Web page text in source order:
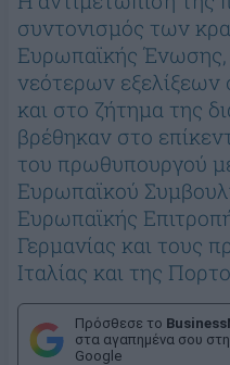
συντονισμός των
Ευρωπαϊκής
νεότερων εξελίξεων
και στο ζήτημα της
βρέθηκαν στο
του πρωθυπουργού
Ευρωπαϊκού
Ευρωπαϊκής
Γερμανίας και τους
Ιταλίας και της
Πρόσθεσε το
στα αγαπημένα σου στη
Google